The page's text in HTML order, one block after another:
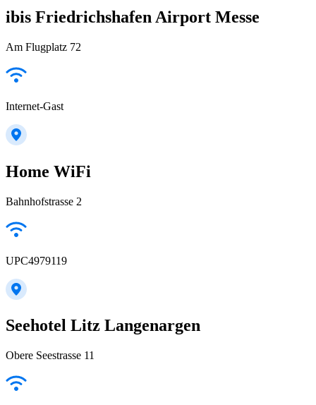
ibis Friedrichshafen Airport Messe
Am Flugplatz 72
Internet-Gast
Home WiFi
Bahnhofstrasse 2
UPC4979119
Seehotel Litz Langenargen
Obere Seestrasse 11